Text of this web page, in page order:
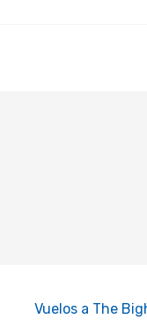
Vuelos a The